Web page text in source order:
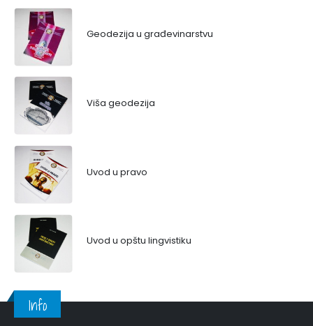
Geodezija u građevinarstvu
Viša geodezija
Uvod u pravo
Uvod u opštu lingvistiku
Info